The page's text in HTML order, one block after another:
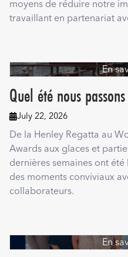
moyens de réduire notre
travaillant en partenariat
En
Quel été nous
July 22, 2026
De la Henley Regatta au
Awards aux glaces et
dernières semaines ont
des moments conviviaux
collaborateurs.
En